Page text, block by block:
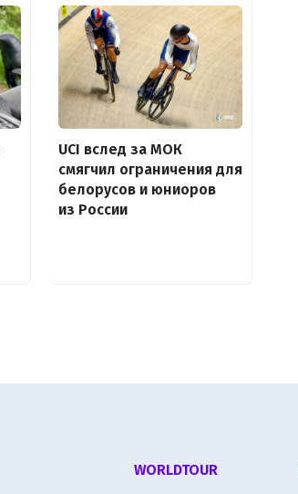
UCI вслед за МОК
смягчил ограничения для
белорусов и юниоров
из России
WORLDTOUR